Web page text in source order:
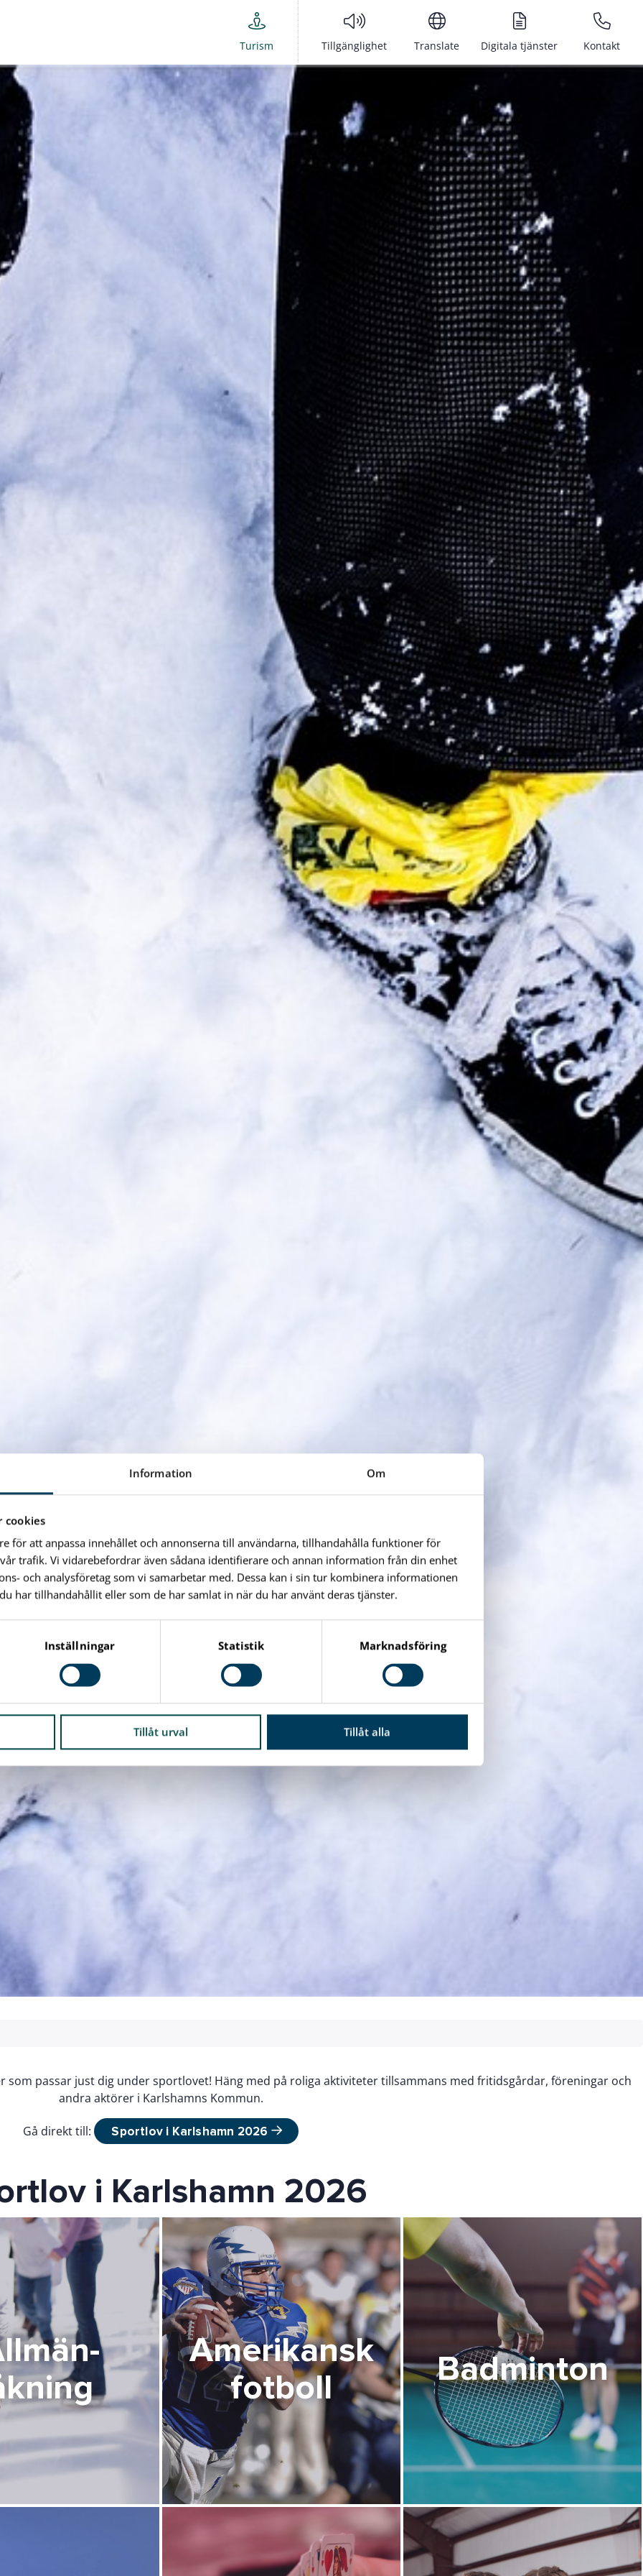
Information Om
cookies
för att anpassa innehållet och annonserna till användarna, tillhandahålla funktioner för
trafik. Vi vidarebefordrar även sådana identifierare och annan information från din enhet
och analysföretag som vi samarbetar med. Dessa kan i sin tur kombinera informationen
har tillhandahållit eller som de har samlat in när du har använt deras tjänster.
Inställningar Statistik Marknadsföring
Tillåt urval Tillåt alla
Turism Tillgänglighet Translate Digitala tjänster Kontakt
som passar just dig under sportlovet! Häng med på roliga aktiviteter tillsammans med fritidsgårdar, föreningar och
andra aktörer i Karlshamns Kommun.
Gå direkt till: Sportlov i Karlshamn 2026
i Karlshamn 2026
Amerikansk
fotboll
Badminton